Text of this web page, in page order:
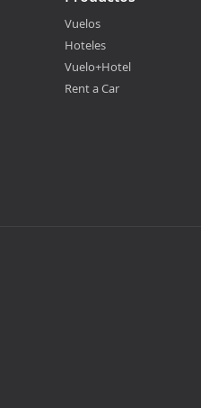
Vuelos
Hoteles
Vuelo+Hotel
Rent a Car